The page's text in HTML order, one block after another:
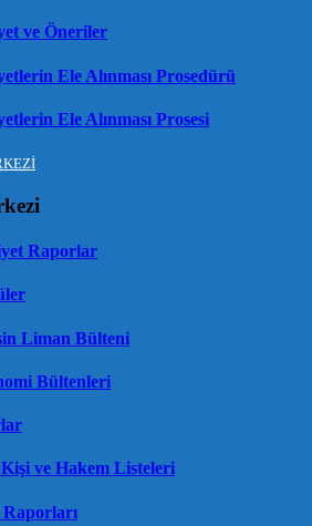
ve Öneriler
Ele Alınması Prosedürü
Ele Alınması Prosesi
Raporlar
Liman Bülteni
Bültenleri
ve Hakem Listeleri